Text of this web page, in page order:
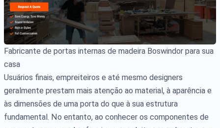
Fabricante de portas internas de madeira Boswindor para sua
casa
Usuários finais, empreiteiros e até mesmo designers
geralmente prestam mais atenção ao material, à aparência e
às dimensões de uma porta do que à sua estrutura
fundamental. No entanto, ao conhecer os componentes de